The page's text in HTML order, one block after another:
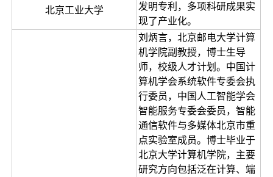
北京工业大学
发明专利，多项科研成果实
现了产业化。
刘炳言，北京邮电大学计算
机学院副教授，博士生导
师，校级人才计划。中国计
算机学会系统软件专委会执
行委员，中国人工智能学会
智能服务专委会委员，智能
通信软件与多媒体北京市重
点实验室成员。博士毕业于
北京大学计算机学院，主要
研究方向包括泛在计算、端